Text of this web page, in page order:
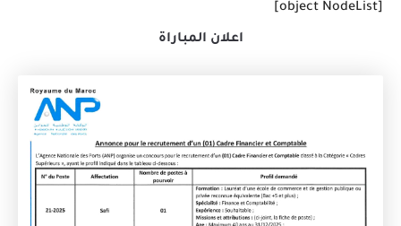
[object NodeList]
اعلان المباراة